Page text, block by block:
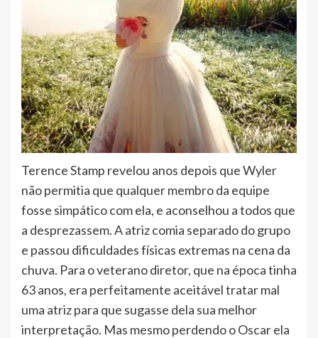
Terence Stamp revelou anos depois que Wyler
não permitia que qualquer membro da equipe
fosse simpático com ela, e aconselhou a todos que
a desprezassem. A atriz comia separado do grupo
e passou dificuldades físicas extremas na cena da
chuva. Para o veterano diretor, que na época tinha
63 anos, era perfeitamente aceitável tratar mal
uma atriz para que sugasse dela sua melhor
interpretação. Mas mesmo perdendo o Oscar ela